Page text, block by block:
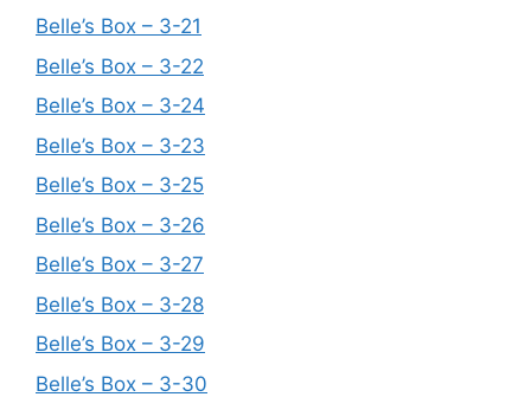
Belle’s Box – 3-21
Belle’s Box – 3-22
Belle’s Box – 3-24
Belle’s Box – 3-23
Belle’s Box – 3-25
Belle’s Box – 3-26
Belle’s Box – 3-27
Belle’s Box – 3-28
Belle’s Box – 3-29
Belle’s Box – 3-30